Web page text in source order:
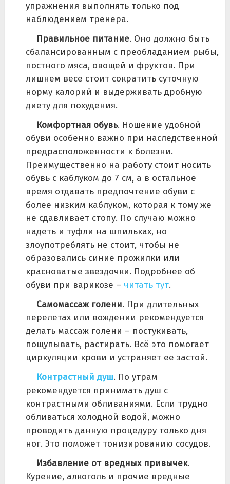
упражнения выполнять только под
наблюдением тренера.
Правильное питание. Оно должно быть
сбалансированным с преобладанием рыбы,
постного мяса, овощей и фруктов. При
лишнем весе стоит сократить суточную
норму калорий и выдерживать дробную
диету для похудения.
Комфортная обувь. Ношение удобной
обуви особенно важно при наследственной
предрасположенности к болезни.
Преимущественно на работу стоит носить
обувь с каблуком до 7 см, а в остальное
время отдавать предпочтение обуви с
более низким каблуком, которая к тому же
не сдавливает стопу. По случаю можно
надеть и туфли на шпильках, но
злоупотреблять не стоит, чтобы не
образовались синие прожилки или
красноватые звездочки. Подробнее об
обуви при варикозе – читать тут.
Самомассаж голени. При длительных
перелетах или вождении рекомендуется
делать массаж голени – постукивать,
пощупывать, растирать. Всё это помогает
циркуляции крови и устраняет ее застой.
Контрастный душ. По утрам
рекомендуется принимать душ с
контрастными обливаниями. Если трудно
обливаться холодной водой, можно
проводить данную процедуру только дня
ног. Это поможет тонизированию сосудов.
Избавление от вредных привычек.
Курение, алкоголь и прочие вредные